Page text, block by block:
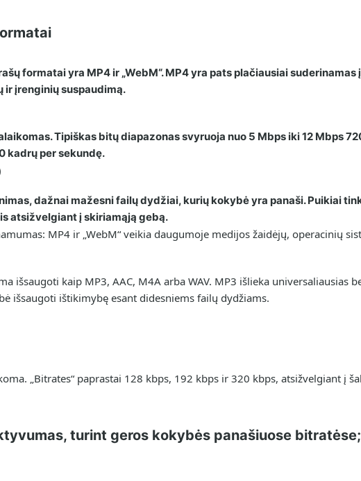
formatai yra MP4 ir „WebM“. MP4 yra pats plačiausiai
ir įrenginių suspaudimą.
Tipiškas bitų diapazonas svyruoja nuo 5 Mbps iki 12 Mbps
kadrų per sekundę.
dažnai mažesni failų dydžiai, kurių kokybė yra panaši. Puikiai
atsižvelgiant į skiriamąją gebą.
MP4 ir „WebM“ veikia daugumoje medijos žaidėjų, operacinių
išsaugoti kaip MP3, AAC, M4A arba WAV. MP3 išlieka universaliausias
išsaugoti ištikimybę esant didesniems failų dydžiams.
„Bitrates“ paprastai 128 kbps, 192 kbps ir 320 kbps, atsižvelgiant į
turint geros kokybės panašiuose